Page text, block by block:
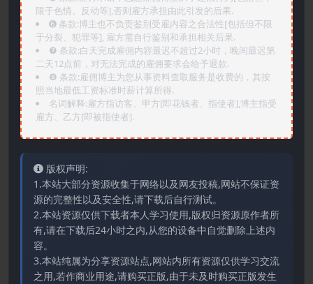
限于色情、反动等],否则雇方承担由此引发的后果.
➏️ 条款:博主也不负责鉴别受雇内容之合法性[包括但不限
于分裂、犯罪等], 雇方需自行鉴别和承担相关后果.
❼ 条款:白天完成雇佣内容最迟不超过2小时，晚间最迟第
二天12点前，对无法完成的雇佣要求会给予退款.
❽ 条款:雇佣博主为您从事资料查取服务是收费的，其按
照当地最低工资标准时薪计算所得.
名词解释:雇方指访客、甲方[即花钱者、指使者],博主指受
雇方、乙方[即被指使者].
版权声明:
1.本站大部分资源收集于网络以及网友投稿,网站不保证资
源的完整性以及安全性,请下载后自行测试。
2.本站资源仅供下载者本人学习使用,版权归资源原作者所
有,请在下载后24小时之内,从您的设备中自觉删除上述内
容。
3.本站纯属为分享资源站点,网站内所有资源仅供学习交流
之用,若作商业用途,请购买正版,由于未及时购买正版发生